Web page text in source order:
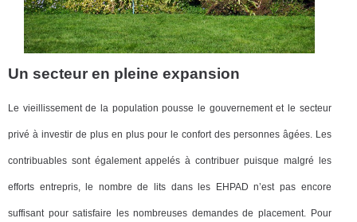
Un secteur en pleine expansion
Le vieillissement de la population pousse le gouvernement et le secteur
privé à investir de plus en plus pour le confort des personnes âgées. Les
contribuables sont également appelés à contribuer puisque malgré les
efforts entrepris, le nombre de lits dans les EHPAD n’est pas encore
suffisant pour satisfaire les nombreuses demandes de placement. Pour